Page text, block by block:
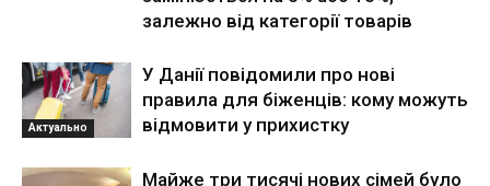
залежно від категорії товарів
Актуально
У Данії повідомили про нові
правила для біженців: кому можуть
відмовити у прихистку
Майже три тисячі нових сімей було